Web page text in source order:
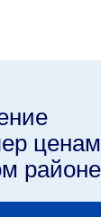
районе